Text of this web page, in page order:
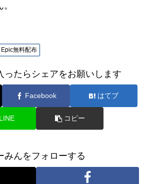
Epic無料配布
ったらシェアをお願いします
Facebook はてブ
LINE コピー
みんをフォローする